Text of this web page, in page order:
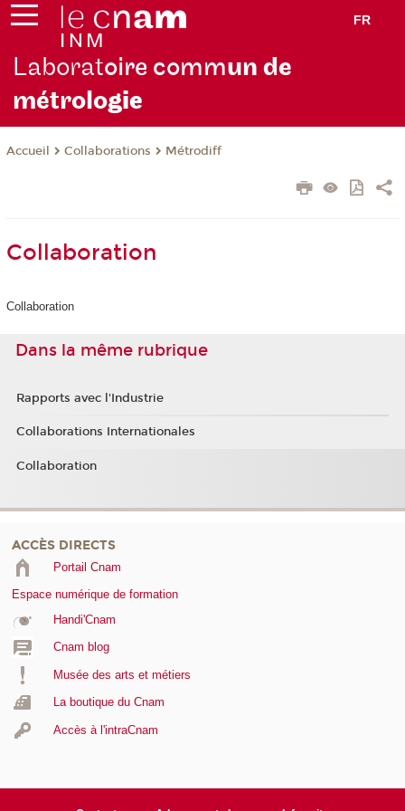
FR
Laboratoire commun de
métrologie
Accueil Collaborations Métrodiff
Collaboration
Collaboration
Dans la même rubrique
Rapports avec l'Industrie
Collaborations Internationales
Collaboration
ACCÈS DIRECTS
Portail Cnam
Espace numérique de formation
Handi'Cnam
Cnam blog
Musée des arts et métiers
La boutique du Cnam
Accès à l'intraCnam